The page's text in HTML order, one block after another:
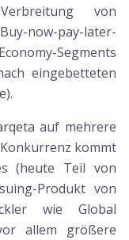
von
now-pay-later-
Segments
eingebetteten
auf mehrere
kommt
(heute Teil von
Produkt von
wie Global
allem größere